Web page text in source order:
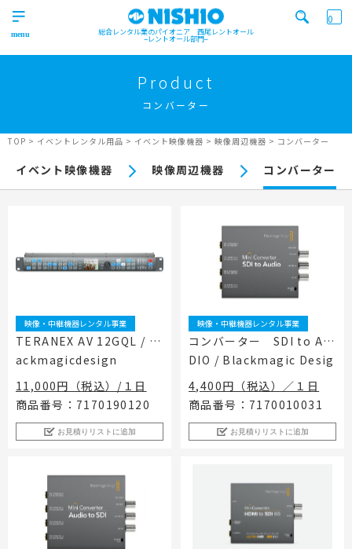
総合レンタル業のパイオニア 西尾レントオール
レントオール部門
Product
施工実績
Outdoor event business
トレーラーハウス事業
Trailer house business
工事用テント・テント倉庫事業
Construction tent / tent warehouse business
木造モジュール事業
Wooden module business
地面養生事業
Ground curing business
映像・中継機機レンタル事業
Video / relay equipment rental business
営業所一覧
Office
ニュース
News
ブログ
Blog
協賛実績
Sponsorships
レンタルシステムのご案内
Guidance
レンタルシステムのご案内
Guidance
ご利用規約
Privacy policy
プロセス
Process
イベント会場の設営／施工について
Event Set Up
会社案内
Company
個人情報保護方針
Privacy policy
お問合せ
Contact
0
実績
商品 ニュース/ブログ
キーワード検索
検索する
Product
コンバーター
TOP > イベントレンタル用品 > イベント映像機器 > 映像周辺機器 > コンバーター
イベント映像機器 映像周辺機器 コンバーター
映像・中継機器レンタル事業
TERANEX AV 12GQL / Bl
ackmagicdesign
11,000円（税込）/１日
商品番号：7170190120
お見積りリストに追加
映像・中継機器レンタル事業
コンバーター SDI to AU
DIO / Blackmagic Desig
n
4,400円（税込）／１日
商品番号：7170010031
お見積りリストに追加